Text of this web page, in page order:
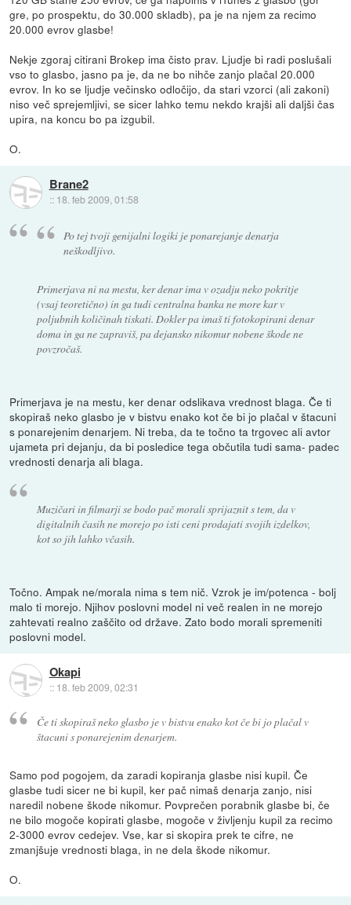
gre, po prospektu, do 30.000 skladb), pa je na njem za recimo
20.000 evrov glasbe!
Nekje zgoraj citirani Brokep ima čisto prav. Ljudje bi radi poslušali
vso to glasbo, jasno pa je, da ne bo nihče zanjo plačal 20.000
evrov. In ko se ljudje večinsko odločijo, da stari vzorci (ali zakoni)
niso več sprejemljivi, se sicer lahko temu nekdo krajši ali daljši čas
upira, na koncu bo pa izgubil.
O.
Brane2
:: 18. feb 2009, 01:58
Po tej tvoji genijalni logiki je ponarejanje denarja
neškodljivo.
Primerjava ni na mestu, ker denar ima v ozadju neko pokritje
(vsaj teoretično) in ga tudi centralna banka ne more kar v
poljubnih količinah tiskati. Dokler pa imaš ti fotokopirani denar
doma in ga ne zapraviš, pa dejansko nikomur nobene škode ne
povzročaš.
Primerjava je na mestu, ker denar odslikava vrednost blaga. Če ti
skopiraš neko glasbo je v bistvu enako kot če bi jo plačal v štacuni
s ponarejenim denarjem. Ni treba, da te točno ta trgovec ali avtor
ujameta pri dejanju, da bi posledice tega občutila tudi sama- padec
vrednosti denarja ali blaga.
Muzičari in filmarji se bodo pač morali sprijaznit s tem, da v
digitalnih časih ne morejo po isti ceni prodajati svojih izdelkov,
kot so jih lahko včasih.
Točno. Ampak ne/morala nima s tem nič. Vzrok je im/potenca - bolj
malo ti morejo. Njihov poslovni model ni več realen in ne morejo
zahtevati realno zaščito od države. Zato bodo morali spremeniti
poslovni model.
Okapi
:: 18. feb 2009, 02:31
Če ti skopiraš neko glasbo je v bistvu enako kot če bi jo plačal v
štacuni s ponarejenim denarjem.
Samo pod pogojem, da zaradi kopiranja glasbe nisi kupil. Če
glasbe tudi sicer ne bi kupil, ker pač nimaš denarja zanjo, nisi
naredil nobene škode nikomur. Povprečen porabnik glasbe bi, če
ne bilo mogoče kopirati glasbe, mogoče v življenju kupil za recimo
2-3000 evrov cedejev. Vse, kar si skopira prek te cifre, ne
zmanjšuje vrednosti blaga, in ne dela škode nikomur.
O.